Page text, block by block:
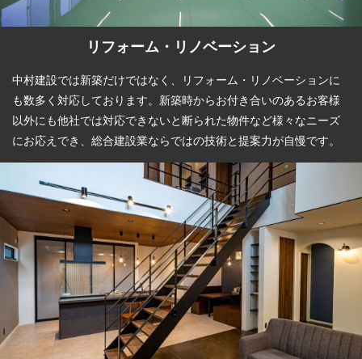
リフォーム・リノベーション
中村建設では新築だけではなく、リフォーム・リノベーションに
も数多く対応しております。新築時からお付き合いのあるお客様
以外にも他社では対応できないと断られた物件など様々なニーズ
にお応えでき、総合建設業ならではの技術と提案力が自慢です。